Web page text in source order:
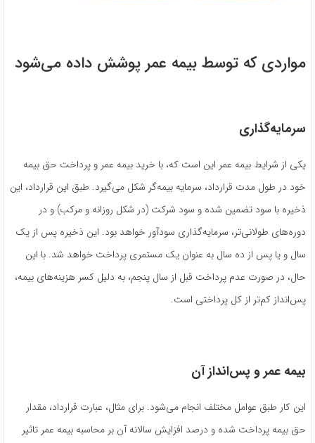
مواردی که توسط بیمه عمر پوشش داده می‌شود
سرمایه‌گذاری
یکی از شرایط بیمه عمر این است که، با خرید بیمه عمر و پرداخت حق بیمه
خود در طول مدت قرارداد، سرمایه بیمه‌‌گر شکل می‌گیرد. طبق این قرارداد، این
ذخیره با سود تضمین شده و سود شرکت (در شکل روزانه و مرکب) و در
دوره‌های طولانی‌تر، سرمایه‌گذاری سودآور خواهد بود. این ذخیره پس از یک
سال و یا پس از ده سال به عنوان یک مستمری پرداخت خواهد شد. با این
حال، در صورت عدم پرداخت قبل از سال پنجم، به دلیل کسر هزینه‌های بیمه،
پس‌انداز کم‌تر از کل پرداختی است.
بیمه عمر و پس‌انداز آن
این کار طبق عوامل مختلف انجام می‌شود. برای مثال، عبارت قرارداد، مقدار
حق بیمه پرداخت‌ شده و درصد افزایش سالانه آن بر محاسبه بیمه عمر تاثیر